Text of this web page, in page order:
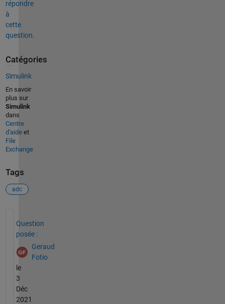
répondre
à
cette
question.
Catégories
Simulink
En savoir
plus sur
Simulink
dans
Centre
d'aideet
File
Exchange
Tags
adc
Question
posée :
Geraud
Fotio
le
3
Déc
2021